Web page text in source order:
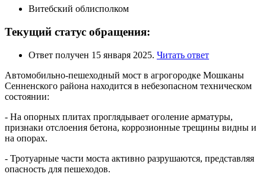
Витебский облисполком
Текущий статус обращения:
Ответ получен 15 января 2025. Читать ответ
Автомобильно-пешеходный мост в агрогородке Мошканы
Сенненского района находится в небезопасном техническом
состоянии:
- На опорных плитах проглядывает оголение арматуры,
признаки отслоения бетона, коррозионные трещины видны и
на опорах.
- Тротуарные части моста активно разрушаются, представляя
опасность для пешеходов.